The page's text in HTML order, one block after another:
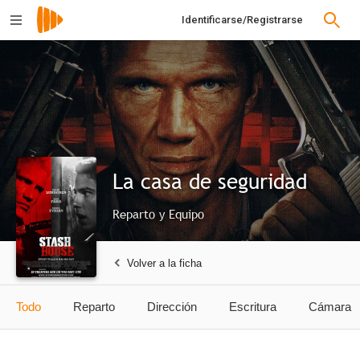
Identificarse/Registrarse
La casa de seguridad
Reparto y Equipo
Volver a la ficha
Todo Reparto Dirección Escritura Cámara